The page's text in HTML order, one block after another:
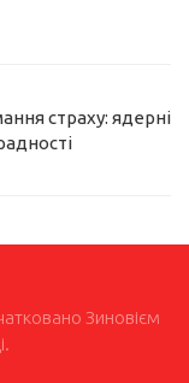
страху: ядерні
Зиновієм